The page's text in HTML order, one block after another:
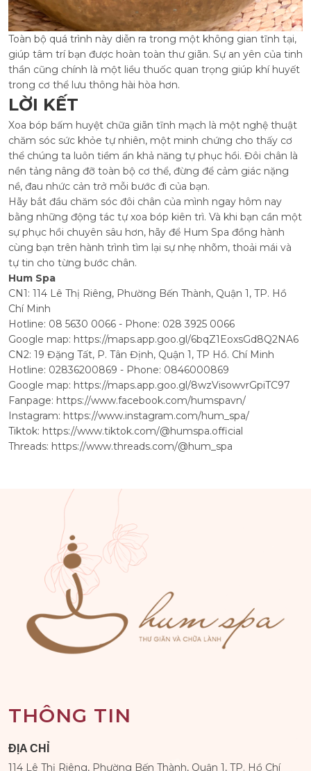
Toàn bộ quá trình này diễn ra trong một không gian tĩnh tại,
giúp tâm trí bạn được hoàn toàn thư giãn. Sự an yên của tinh
thần cũng chính là một liều thuốc quan trọng giúp khí huyết
trong cơ thể lưu thông hài hòa hơn.
LỜI KẾT
Xoa bóp bấm huyệt chữa giãn tĩnh mạch là một nghệ thuật
chăm sóc sức khỏe tự nhiên, một minh chứng cho thấy cơ
thể chúng ta luôn tiềm ẩn khả năng tự phục hồi. Đôi chân là
nền tảng nâng đỡ toàn bộ cơ thể, đừng để cảm giác nặng
nề, đau nhức cản trở mỗi bước đi của bạn.
Hãy bắt đầu chăm sóc đôi chân của mình ngay hôm nay
bằng những động tác tự xoa bóp kiên trì. Và khi bạn cần một
sự phục hồi chuyên sâu hơn, hãy để Hum Spa đồng hành
cùng bạn trên hành trình tìm lại sự nhẹ nhõm, thoải mái và
tự tin cho từng bước chân.
Hum Spa
CN1: 114 Lê Thị Riêng, Phường Bến Thành, Quận 1, TP. Hồ
Chí Minh
Hotline: 08 5630 0066 - Phone: 028 3925 0066
Google map: https://maps.app.goo.gl/6bqZ1EoxsGd8Q2NA6
CN2: 19 Đặng Tất, P. Tân Định, Quận 1, TP Hồ. Chí Minh
Hotline: 02836200869 - Phone: 0846000869
Google map: https://maps.app.goo.gl/8wzVisowvrGpiTC97
Fanpage: https://www.facebook.com/humspavn/
Instagram: https://www.instagram.com/hum_spa/
Tiktok: https://www.tiktok.com/@humspa.official
Threads: https://www.threads.com/@hum_spa
THÔNG TIN
ĐỊA CHỈ
114 Lê Thị Riêng, Phường Bến Thành, Quận 1, TP. Hồ Chí